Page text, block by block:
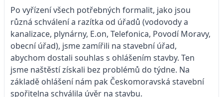
Po vyřízení všech potřebných formalit, jako jsou
různá schválení a razítka od úřadů (vodovody a
kanalizace, plynárny, E.on, Telefonica, Povodí Moravy,
obecní úřad), jsme zamířili na stavební úřad,
abychom dostali souhlas s ohlášením stavby. Ten
jsme naštěstí získali bez problémů do týdne. Na
základě ohlášení nám pak Českomoravská stavební
spořitelna schválila úvěr na stavbu.